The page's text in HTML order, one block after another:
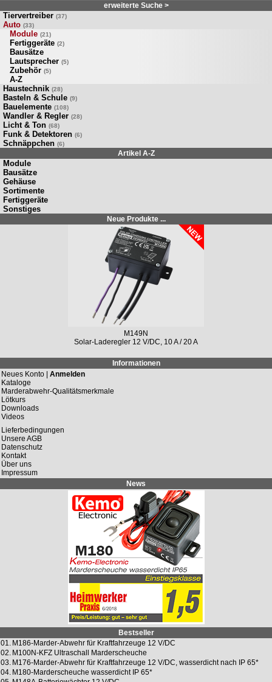
erweiterte Suche >
Tiervertreiber (37)
Auto (33)
Module (21)
Fertiggeräte (2)
Bausätze
Lautsprecher (5)
Zubehör (5)
A-Z
Haustechnik (28)
Basteln & Schule (9)
Bauelemente (108)
Wandler & Regler (28)
Licht & Ton (68)
Funk & Detektoren (6)
Schnäppchen (6)
Artikel A-Z
Module
Bausätze
Gehäuse
Sortimente
Fertiggeräte
Sonstiges
Neue Produkte ...
M149N
Solar-Laderegler 12 V/DC, 10 A / 20 A
Informationen
Neues Konto | Anmelden
Kataloge
Marderabwehr-Qualitätsmerkmale
Lötkurs
Downloads
Videos
Lieferbedingungen
Unsere AGB
Datenschutz
Kontakt
Über uns
Impressum
News
Bestseller
01.
M186-Marder-Abwehr für Kraftfahrzeuge 12 V/DC
02. M100N-KFZ Ultraschall Marderscheuche
03. M176-Marder-Abwehr für Kraftfahrzeuge 12 V/DC, wasserdicht nach IP 65*
04. M180-Marderscheuche wasserdicht IP 65*